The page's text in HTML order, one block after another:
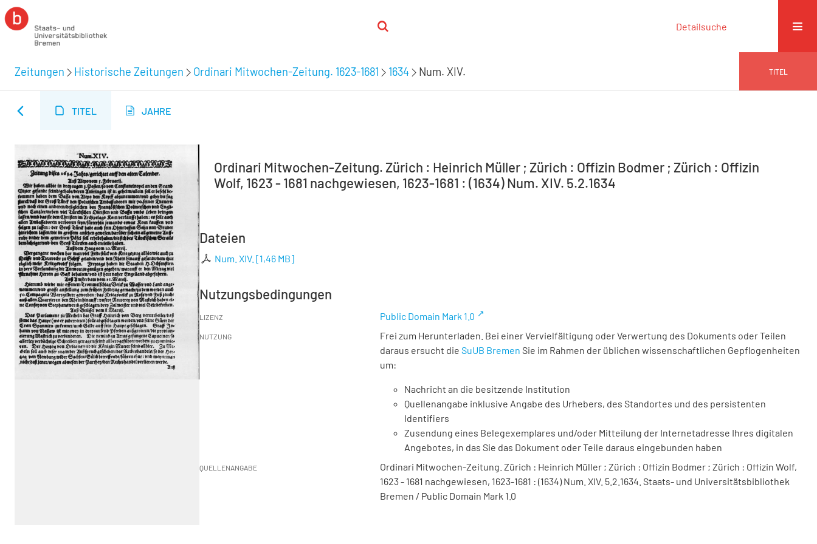
Detailsuche
Zeitungen Historische Zeitungen Ordinari Mitwochen-Zeitung. 1623-1681 1634 Num. XIV. TITEL
TITEL JAHRE
Ordinari Mitwochen-Zeitung. Zürich : Heinrich Müller ; Zürich : Offizin Bodmer ; Zürich : Offizin
Wolf, 1623 - 1681 nachgewiesen, 1623-1681 : (1634) Num. XIV. 5.2.1634
Dateien
Num. XIV. [1,46 MB]
Nutzungsbedingungen
LIZENZ Public Domain Mark 1.0
NUTZUNG
Frei zum Herunterladen. Bei einer Vervielfältigung oder Verwertung des Dokuments oder Teilen
daraus ersucht die SuUB Bremen Sie im Rahmen der üblichen wissenschaftlichen Gepflogenheiten
um:
Nachricht an die besitzende Institution
Quellenangabe inklusive Angabe des Urhebers, des Standortes und des persistenten
Identifiers
Zusendung eines Belegexemplares und/oder Mitteilung der Internetadresse Ihres digitalen
Angebotes, in das Sie das Dokument oder Teile daraus eingebunden haben
QUELLENANGABE
Ordinari Mitwochen-Zeitung. Zürich : Heinrich Müller ; Zürich : Offizin Bodmer ; Zürich : Offizin Wolf,
1623 - 1681 nachgewiesen, 1623-1681 : (1634) Num. XIV. 5.2.1634. Staats- und Universitätsbibliothek
Bremen / Public Domain Mark 1.0